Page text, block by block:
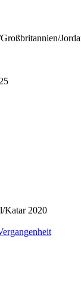
Katar 2020